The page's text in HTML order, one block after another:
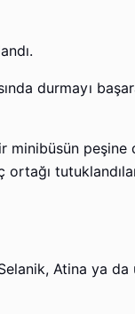
durmayı
peşine
ortağı
Atina ya